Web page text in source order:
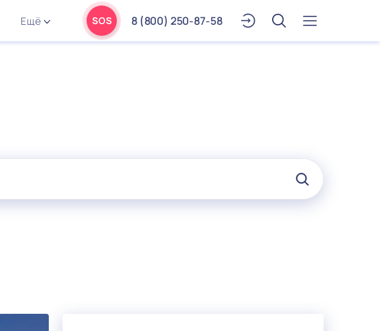
Ещё SOS 8 (800) 250-87-58